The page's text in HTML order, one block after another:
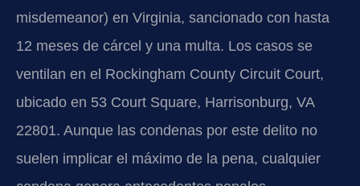
misdemeanor) en Virginia, sancionado con hasta
12 meses de cárcel y una multa. Los casos se
ventilan en el Rockingham County Circuit Court,
ubicado en 53 Court Square, Harrisonburg, VA
22801. Aunque las condenas por este delito no
suelen implicar el máximo de la pena, cualquier